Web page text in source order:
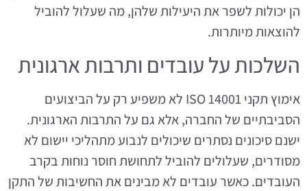
הן יכולות לשפר את היעילות שלהן, מה שעלול להוביל
להוצאות מיותרות.
השלכות על עובדים ותרבות ארגונית
אימוץ תקני ISO 14001 לא משפיע רק על הביצועים
הסביבתיים של החברה, אלא גם על התרבות הארגונית.
ישנם סיכונים נסתרים שיכולים לנבוע מתהליכי יישום לא
מסודרים, שעלולים להוביל לתחושת חוסר נוחות בקרב
העובדים. כאשר עובדים לא מבינים את החשיבות של התקן